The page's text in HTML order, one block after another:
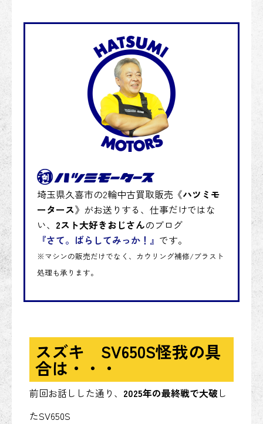
埼玉県久喜市の2輪中古買取販売《ハツミモ
ータース》がお送りする、仕事だけではな
い、 2スト大好きおじさんのブログ
『さて。ばらしてみっか！』 です。
※マシンの販売だけでなく、カウリング補修/ブラスト
処理も承ります。
スズキ SV650S怪我の具
合は・・・
前回お話しした通り、 2025年の最終戦で大破し
たSV650S